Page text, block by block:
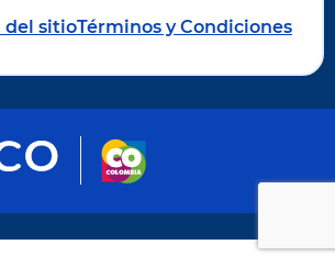
del sitioTérminos y Condiciones